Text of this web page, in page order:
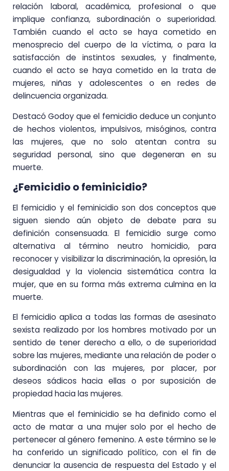
relación laboral, académica, profesional o que
implique confianza, subordinación o superioridad.
También cuando el acto se haya cometido en
menosprecio del cuerpo de la víctima, o para la
satisfacción de instintos sexuales, y finalmente,
cuando el acto se haya cometido en la trata de
mujeres, niñas y adolescentes o en redes de
delincuencia organizada.
Destacó Godoy que el femicidio deduce un conjunto
de hechos violentos, impulsivos, misóginos, contra
las mujeres, que no solo atentan contra su
seguridad personal, sino que degeneran en su
muerte.
¿Femicidio o feminicidio?
El femicidio y el feminicidio son dos conceptos que
siguen siendo aún objeto de debate para su
definición consensuada. El femicidio surge como
alternativa al término neutro homicidio, para
reconocer y visibilizar la discriminación, la opresión, la
desigualdad y la violencia sistemática contra la
mujer, que en su forma más extrema culmina en la
muerte.
El femicidio aplica a todas las formas de asesinato
sexista realizado por los hombres motivado por un
sentido de tener derecho a ello, o de superioridad
sobre las mujeres, mediante una relación de poder o
subordinación con las mujeres, por placer, por
deseos sádicos hacia ellas o por suposición de
propiedad hacia las mujeres.
Mientras que el feminicidio se ha definido como el
acto de matar a una mujer solo por el hecho de
pertenecer al género femenino. A este término se le
ha conferido un significado político, con el fin de
denunciar la ausencia de respuesta del Estado y el